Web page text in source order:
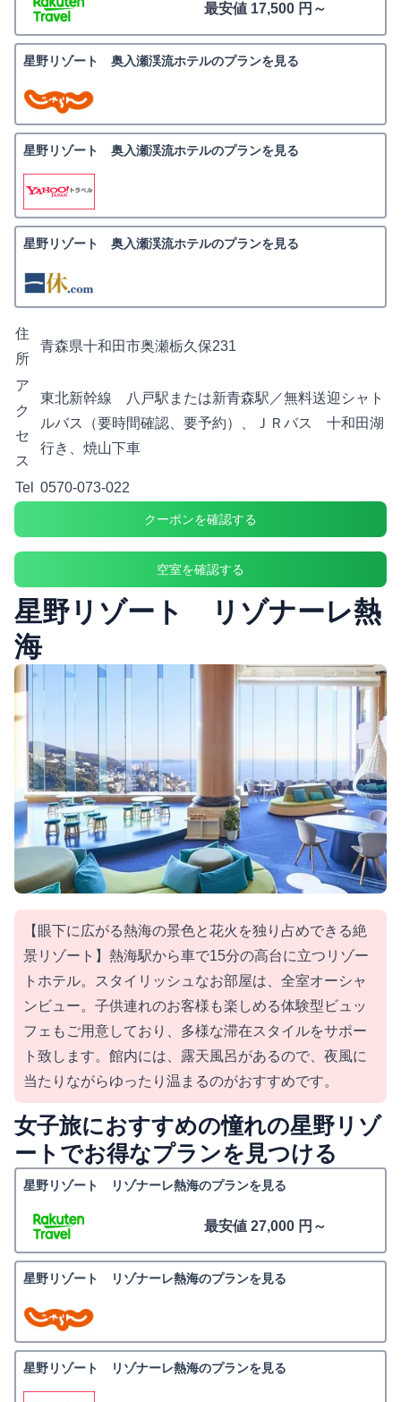
最安値 17,500 円～
星野リゾート 奥入瀬渓流ホテルのプランを見る
星野リゾート 奥入瀬渓流ホテルのプランを見る
星野リゾート 奥入瀬渓流ホテルのプランを見る
住
所
青森県十和田市奥瀬栃久保231
ア
ク
セ
ス
東北新幹線 八戸駅または新青森駅／無料送迎シャト
ルバス（要時間確認、要予約）、ＪＲバス 十和田湖
行き、焼山下車
Tel 0570-073-022
クーポンを確認する
空室を確認する
星野リゾート リゾナーレ熱
海
【眼下に広がる熱海の景色と花火を独り占めできる絶
景リゾート】熱海駅から車で15分の高台に立つリゾー
トホテル。スタイリッシュなお部屋は、全室オーシャ
ンビュー。子供連れのお客様も楽しめる体験型ビュッ
フェもご用意しており、多様な滞在スタイルをサポー
ト致します。館内には、露天風呂があるので、夜風に
当たりながらゆったり温まるのがおすすめです。
女子旅におすすめの憧れの星野リゾ
ートでお得なプランを見つける
星野リゾート リゾナーレ熱海のプランを見る
最安値 27,000 円～
星野リゾート リゾナーレ熱海のプランを見る
星野リゾート リゾナーレ熱海のプランを見る